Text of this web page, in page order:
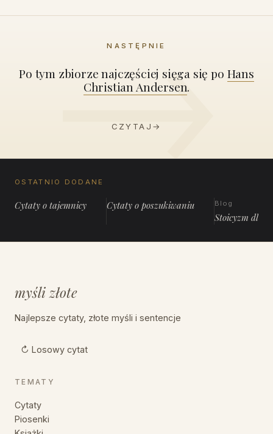
NASTĘPNIE
Po tym zbiorze najczęściej sięga się po Hans
Christian Andersen.
CZYTAJ →
OSTATNIO DODANE
Cytaty o tajemnicy Cytaty o poszukiwaniu Blog
Stoicyzm dla
myśli złote
Najlepsze cytaty, złote myśli i sentencje
↻ Losowy cytat
TEMATY
Cytaty
Piosenki